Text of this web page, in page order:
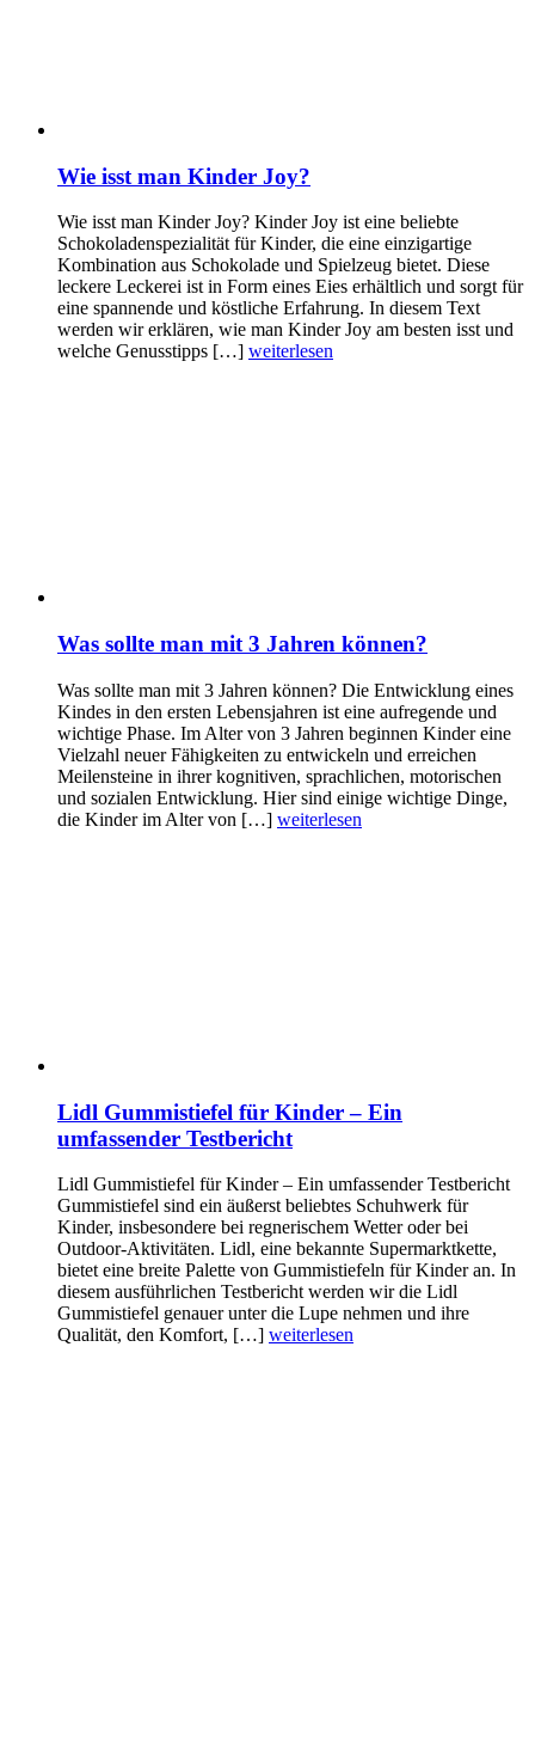
Wie isst man Kinder Joy?
Wie isst man Kinder Joy? Kinder Joy ist eine beliebte
Schokoladenspezialität für Kinder, die eine einzigartige
Kombination aus Schokolade und Spielzeug bietet. Diese
leckere Leckerei ist in Form eines Eies erhältlich und sorgt für
eine spannende und köstliche Erfahrung. In diesem Text
werden wir erklären, wie man Kinder Joy am besten isst und
welche Genusstipps […] weiterlesen
Was sollte man mit 3 Jahren können?
Was sollte man mit 3 Jahren können? Die Entwicklung eines
Kindes in den ersten Lebensjahren ist eine aufregende und
wichtige Phase. Im Alter von 3 Jahren beginnen Kinder eine
Vielzahl neuer Fähigkeiten zu entwickeln und erreichen
Meilensteine in ihrer kognitiven, sprachlichen, motorischen
und sozialen Entwicklung. Hier sind einige wichtige Dinge,
die Kinder im Alter von […] weiterlesen
Lidl Gummistiefel für Kinder – Ein
umfassender Testbericht
Lidl Gummistiefel für Kinder – Ein umfassender Testbericht
Gummistiefel sind ein äußerst beliebtes Schuhwerk für
Kinder, insbesondere bei regnerischem Wetter oder bei
Outdoor-Aktivitäten. Lidl, eine bekannte Supermarktkette,
bietet eine breite Palette von Gummistiefeln für Kinder an. In
diesem ausführlichen Testbericht werden wir die Lidl
Gummistiefel genauer unter die Lupe nehmen und ihre
Qualität, den Komfort, […] weiterlesen